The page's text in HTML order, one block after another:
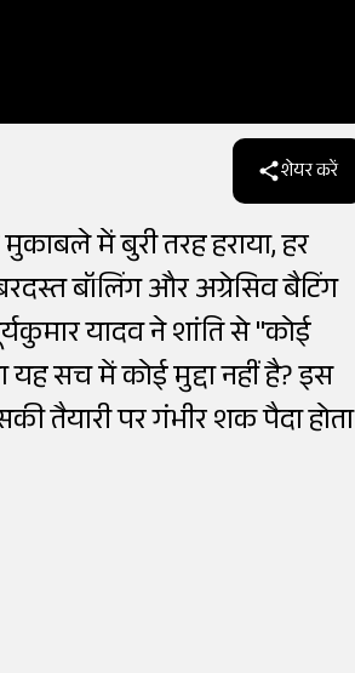
शेयर करें
में बुरी तरह हराया, हर
बॉलिंग और अग्रेसिव बैटिंग
यादव ने शांति से "कोई
यह सच में कोई मुद्दा नहीं है? इस
तैयारी पर गंभीर शक पैदा होता